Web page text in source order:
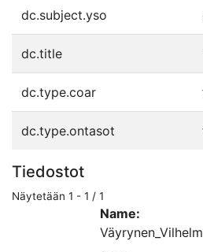
dc.subject.yso
dc.title
dc.type.coar
dc.type.ontasot
Tiedostot
Näytetään 1 - 1 / 1
Name: